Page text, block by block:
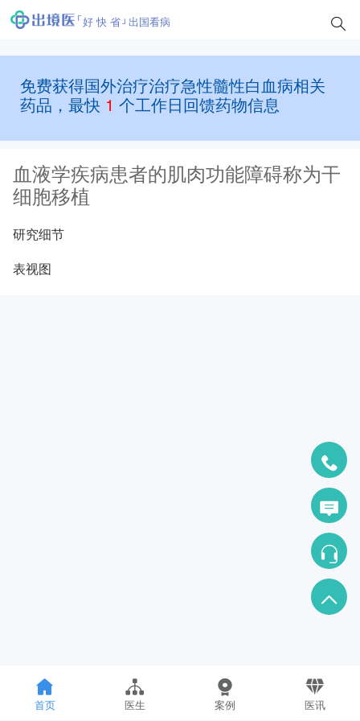
好 快 省 出国看病
免费获得国外治疗治疗急性髓性白血病相关
药品，最快 1 个工作日回馈药物信息
血液学疾病患者的肌肉功能障碍称为干
细胞移植
研究细节
表视图
首页 医生 案例 医讯